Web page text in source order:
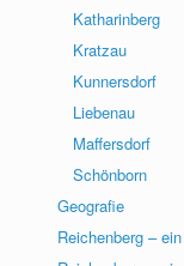
Katharinberg
Kratzau
Kunnersdorf
Liebenau
Maffersdorf
Schönborn
Geografie
Reichenberg –